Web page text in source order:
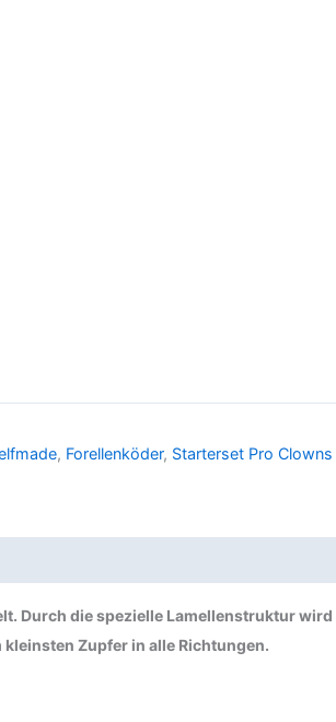
, Forellenköder, Starterset Pro Clowns
Durch die spezielle Lamellenstruktur
Zupfer in alle Richtungen.